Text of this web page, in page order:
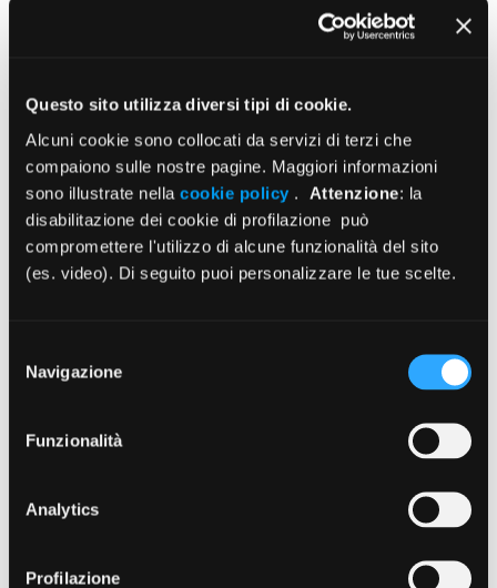
Questo sito utilizza diversi tipi di cookie.
Alcuni cookie sono collocati da servizi di terzi che
compaiono sulle nostre pagine. Maggiori informazioni
sono illustrate nella cookie policy . Attenzione: la
disabilitazione dei cookie di profilazione può
compromettere l'utilizzo di alcune funzionalità del sito
(es. video). Di seguito puoi personalizzare le tue scelte.
delNavigazione
Funzionalità
Analytics
Profilazione
Search:
Contenuti a cura di
Settimanale digitale